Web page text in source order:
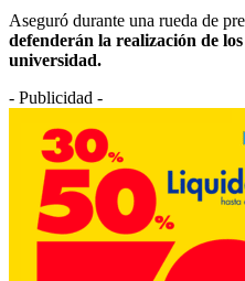
Aseguró durante una rueda de
defenderán la realización de
universidad.
- Publicidad -